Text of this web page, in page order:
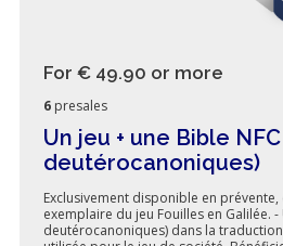
For € 49.90 or more
6 presales
Un jeu + une Bible
deutérocanoniques)
Exclusivement disponible en
exemplaire du jeu Fouilles en Galilée.
deutérocanoniques) dans la